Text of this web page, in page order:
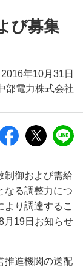
び募集
2016年10月31日
部電力株式会社
制御および需給
なる調整力につ
より調達するこ
月19日お知らせ
推進機関の送配